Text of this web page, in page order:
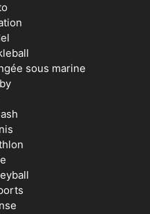
sous marine